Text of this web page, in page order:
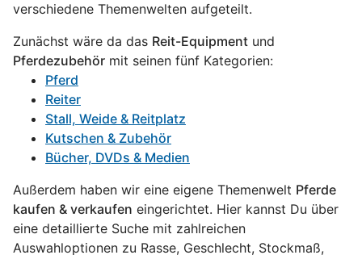
verschiedene Themenwelten aufgeteilt.
Zunächst wäre da das Reit-Equipment und
Pferdezubehör mit seinen fünf Kategorien:
Pferd
Reiter
Stall, Weide & Reitplatz
Kutschen & Zubehör
Bücher, DVDs & Medien
Außerdem haben wir eine eigene Themenwelt Pferde
kaufen & verkaufen eingerichtet. Hier kannst Du über
eine detaillierte Suche mit zahlreichen
Auswahloptionen zu Rasse, Geschlecht, Stockmaß,